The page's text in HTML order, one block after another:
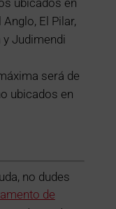
El Pilar,
y Judimendi
será de
ubicados en
no dudes
de